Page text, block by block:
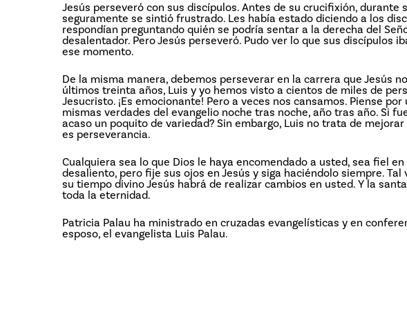
Jesús perseveró con sus discípulos. Antes de su crucifixión, durante
seguramente se sintió frustrado. Les había estado diciendo a los
respondían preguntando quién se podría sentar a la derecha del
desalentador. Pero Jesús perseveró. Pudo ver lo que sus discípulos
ese momento.
De la misma manera, debemos perseverar en la carrera que Jesús
últimos treinta años, Luis y yo hemos visto a cientos de miles de
Jesucristo. ¡Es emocionante! Pero a veces nos cansamos. Piense
mismas verdades del evangelio noche tras noche, año tras año. Si
acaso un poquito de variedad? Sin embargo, Luis no trata de
es perseverancia.
Cualquiera sea lo que Dios le haya encomendado a usted, sea fiel
desaliento, pero fije sus ojos en Jesús y siga haciéndolo siempre.
su tiempo divino Jesús habrá de realizar cambios en usted. Y la
toda la eternidad.
Patricia Palau ha ministrado en cruzadas evangelísticas y en
esposo, el evangelista Luis Palau.